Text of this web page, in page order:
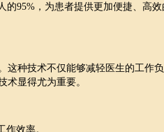
的95%，为患者提供更加便捷、高效
这种技术不仅能够减轻医生的工作负
显得尤为重要。
效率。